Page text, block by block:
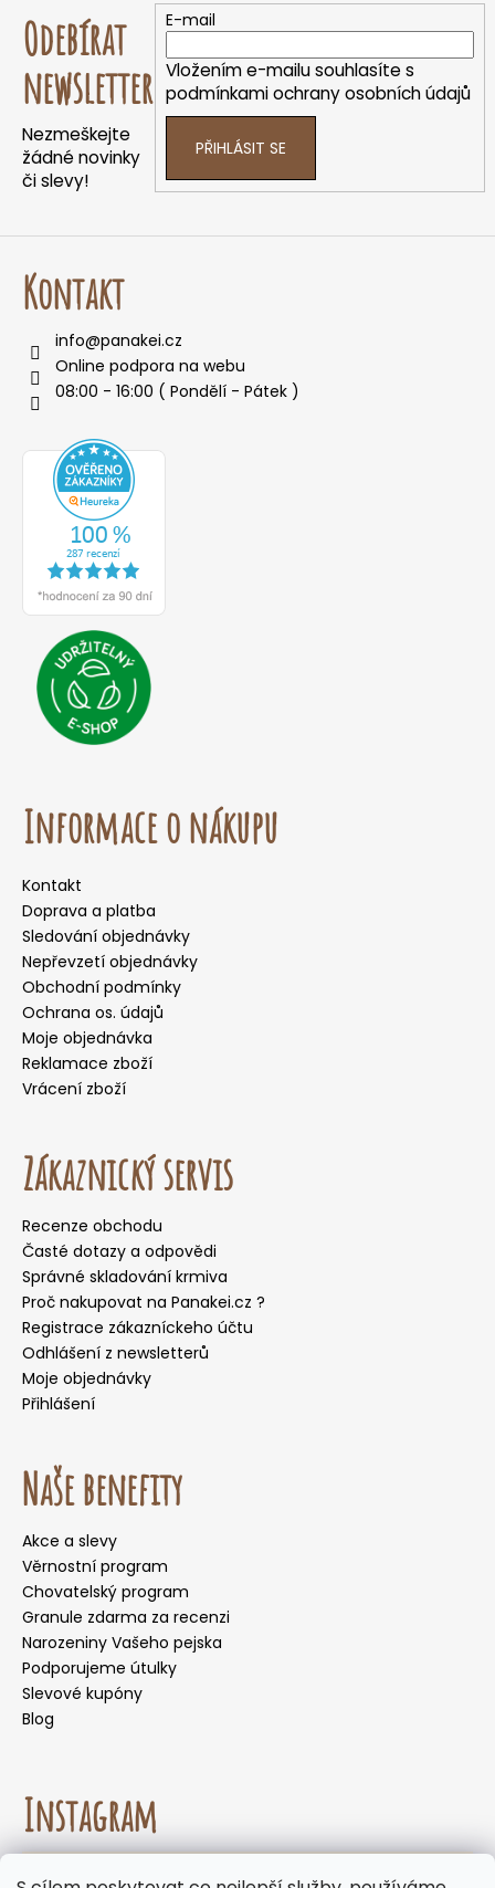
Odebírat
newsletter
Nezmeškejte
žádné novinky
či slevy!
E-mail
Vložením e-mailu souhlasíte s
podmínkami ochrany osobních údajů
PŘIHLÁSIT SE
Kontakt
info@panakei.cz
Online podpora na webu
08:00 - 16:00 ( Pondělí - Pátek )
Informace o nákupu
Kontakt
Doprava a platba
Sledování objednávky
Nepřevzetí objednávky
Obchodní podmínky
Ochrana os. údajů
Moje objednávka
Reklamace zboží
Vrácení zboží
Zákaznický servis
Recenze obchodu
Časté dotazy a odpovědi
Správné skladování krmiva
Proč nakupovat na Panakei.cz ?
Registrace zákazníckeho účtu
Odhlášení z newsletterů
Moje objednávky
Přihlášení
Naše benefity
Akce a slevy
Věrnostní program
Chovatelský program
Granule zdarma za recenzi
Narozeniny Vašeho pejska
Podporujeme útulky
Slevové kupóny
Blog
Instagram